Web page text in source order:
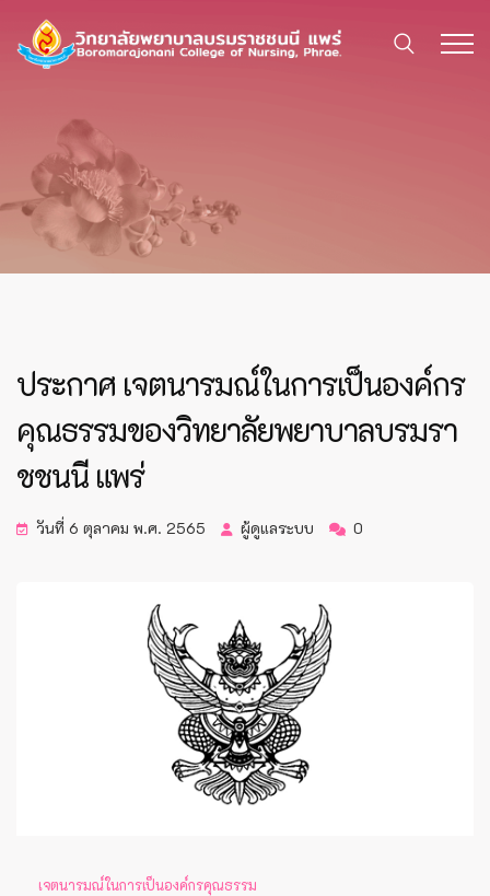
ประกาศ เจตนารมณ์ในการเป็นองค์กร
คุณธรรมของวิทยาลัยพยาบาลบรมรา
ชชนนี แพร่
วันที่ 6 ตุลาคม พ.ศ. 2565 ผู้ดูแลระบบ 0
เจตนารมณ์ในการเป็นองค์กรคุณธรรม